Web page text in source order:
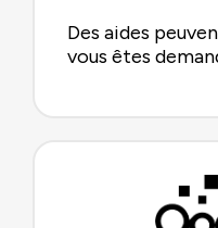
Des aides
vous êtes